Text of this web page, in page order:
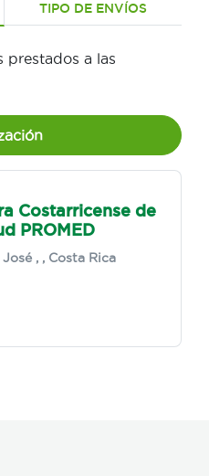
TIPO DE ENVÍOS
prestados a las
Costarricense de
PROMED
José , , Costa Rica